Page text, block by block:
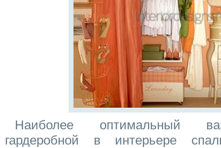
Наиболее оптимальный
гардеробной в интерьере